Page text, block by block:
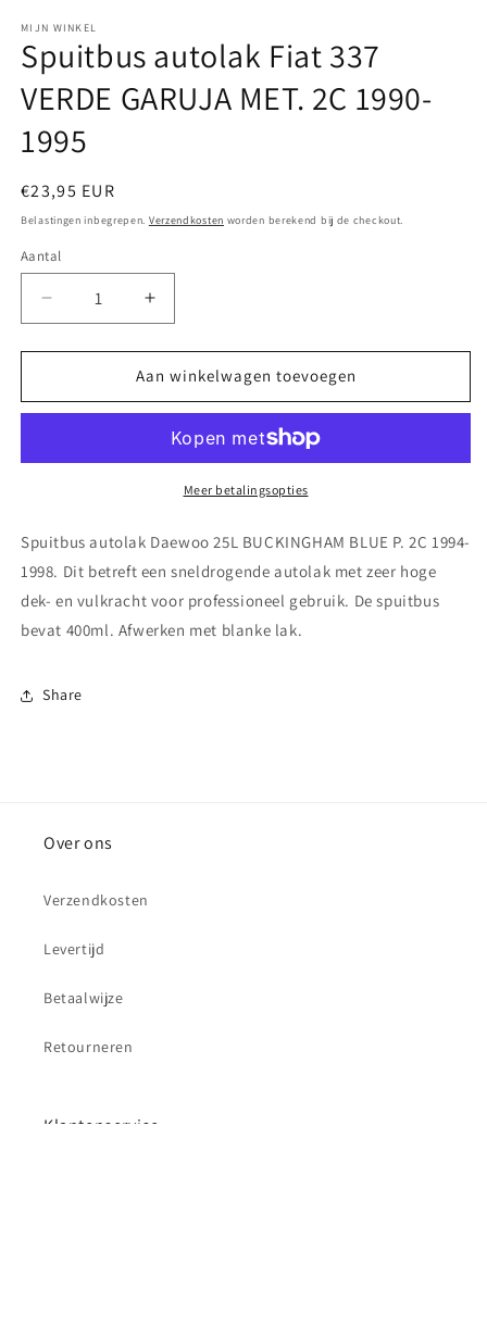
openen
in
modaal
MIJN WINKEL
Spuitbus autolak Fiat 337
VERDE GARUJA MET. 2C 1990-
1995
Normale
prijs
€23,95 EUR
Belastingen inbegrepen. Verzendkosten worden berekend bij de checkout.
Aantal
Aantal
verlagen
voor
autolak
VERDE
2C
1995
Aantal
verhogen
voor
Spuitbus
autolak
337
VERDE
GARUJA
2C
1995
Aan winkelwagen toevoegen
Meer betalingsopties
Spuitbus autolak Daewoo 25L BUCKINGHAM BLUE P. 2C 1994-
1998. Dit betreft een sneldrogende autolak met zeer hoge
dek- en vulkracht voor professioneel gebruik. De spuitbus
bevat 400ml. Afwerken met blanke lak.
Share
Over ons
Verzendkosten
Levertijd
Betaalwijze
Retourneren
Klantenservice